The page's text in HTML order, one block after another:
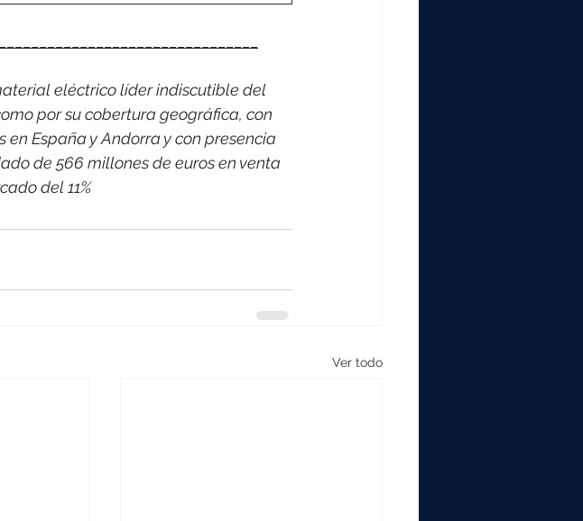
eléctrico líder indiscutible del
por su cobertura geográfica, con
España y Andorra y con presencia
de 566 millones de euros en venta
del 11%
Ver todo